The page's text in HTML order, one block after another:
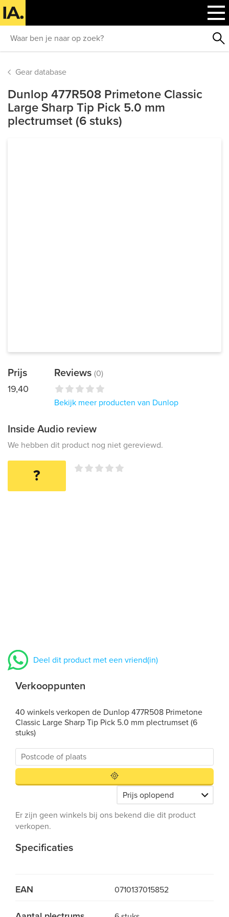
Gear database
Dunlop 477R508 Primetone Classic
Large Sharp Tip Pick 5.0 mm
plectrumset (6 stuks)
Prijs
19,40
Reviews (0)
Bekijk meer producten van Dunlop
Inside Audio review
We hebben dit product nog niet gereviewd.
?
Deel dit product met een vriend(in)
Verkooppunten
40 winkels verkopen de Dunlop 477R508 Primetone
Classic Large Sharp Tip Pick 5.0 mm plectrumset (6
stuks)
Er zijn geen winkels bij ons bekend die dit product
verkopen.
Specificaties
EAN 0710137015852